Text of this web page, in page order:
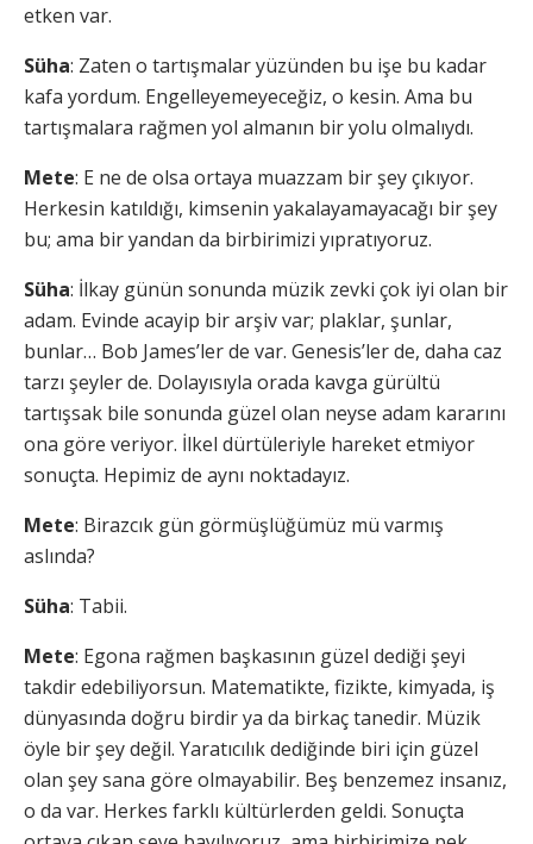
etken var.
Süha: Zaten o tartışmalar yüzünden bu işe bu kadar
kafa yordum. Engelleyemeyeceğiz, o kesin. Ama bu
tartışmalara rağmen yol almanın bir yolu olmalıydı.
Mete: E ne de olsa ortaya muazzam bir şey çıkıyor.
Herkesin katıldığı, kimsenin yakalayamayacağı bir şey
bu; ama bir yandan da birbirimizi yıpratıyoruz.
Süha: İlkay günün sonunda müzik zevki çok iyi olan bir
adam. Evinde acayip bir arşiv var; plaklar, şunlar,
bunlar… Bob James’ler de var. Genesis’ler de, daha caz
tarzı şeyler de. Dolayısıyla orada kavga gürültü
tartışsak bile sonunda güzel olan neyse adam kararını
ona göre veriyor. İlkel dürtüleriyle hareket etmiyor
sonuçta. Hepimiz de aynı noktadayız.
Mete: Birazcık gün görmüşlüğümüz mü varmış
aslında?
Süha: Tabii.
Mete: Egona rağmen başkasının güzel dediği şeyi
takdir edebiliyorsun. Matematikte, fizikte, kimyada, iş
dünyasında doğru birdir ya da birkaç tanedir. Müzik
öyle bir şey değil. Yaratıcılık dediğinde biri için güzel
olan şey sana göre olmayabilir. Beş benzemez insanız,
o da var. Herkes farklı kültürlerden geldi. Sonuçta